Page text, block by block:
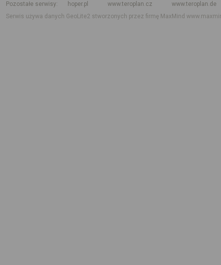
Pozostałe serwisy
hoper.pl www.teroplan.cz
www.teroplan.de
Serwis używa danych GeoLite2 stworzonych przez firmę MaxMind